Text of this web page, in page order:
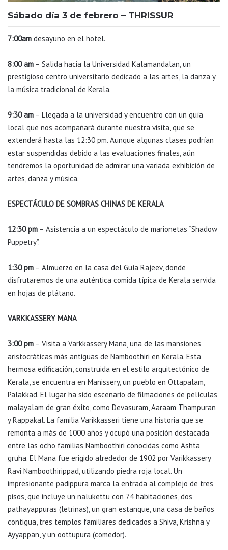
Sábado día 3 de febrero – THRISSUR
7:00am desayuno en el hotel.
8:00 am – Salida hacia la Universidad Kalamandalan, un
prestigioso centro universitario dedicado a las artes, la danza y
la música tradicional de Kerala.
9:30 am – Llegada a la universidad y encuentro con un guía
local que nos acompañará durante nuestra visita, que se
extenderá hasta las 12:30 pm. Aunque algunas clases podrían
estar suspendidas debido a las evaluaciones finales, aún
tendremos la oportunidad de admirar una variada exhibición de
artes, danza y música.
ESPECTÁCULO DE SOMBRAS CHINAS DE KERALA
12:30 pm – Asistencia a un espectáculo de marionetas “Shadow
Puppetry”.
1:30 pm – Almuerzo en la casa del Guía Rajeev, donde
disfrutaremos de una auténtica comida típica de Kerala servida
en hojas de plátano.
VARKKASSERY MANA
3:00 pm – Visita a Varkkassery Mana, una de las mansiones
aristocráticas más antiguas de Namboothiri en Kerala. Esta
hermosa edificación, construida en el estilo arquitectónico de
Kerala, se encuentra en Manissery, un pueblo en Ottapalam,
Palakkad. El lugar ha sido escenario de filmaciones de películas
malayalam de gran éxito, como Devasuram, Aaraam Thampuran
y Rappakal. La familia Varikkasseri tiene una historia que se
remonta a más de 1000 años y ocupó una posición destacada
entre las ocho familias Namboothiri conocidas como Ashta
gruha. El Mana fue erigido alrededor de 1902 por Varikkassery
Ravi Namboothirippad, utilizando piedra roja local. Un
impresionante padippura marca la entrada al complejo de tres
pisos, que incluye un nalukettu con 74 habitaciones, dos
pathayappuras (letrinas), un gran estanque, una casa de baños
contigua, tres templos familiares dedicados a Shiva, Krishna y
Ayyappan, y un oottupura (comedor).